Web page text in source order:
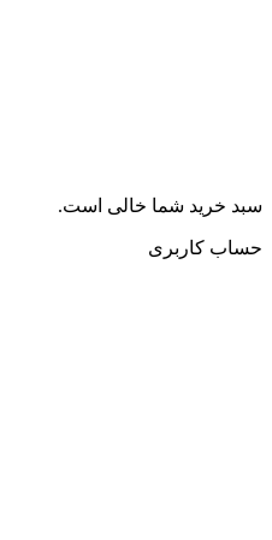
سبد خرید شما خالی است.
حساب کاربری